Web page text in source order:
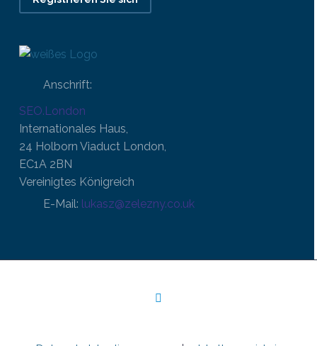
Anschrift:
SEO.London
Internationales Haus,
24 Holborn Viaduct London,
EC1A 2BN
Vereinigtes Königreich
E-Mail: lukasz@zelezny.co.uk